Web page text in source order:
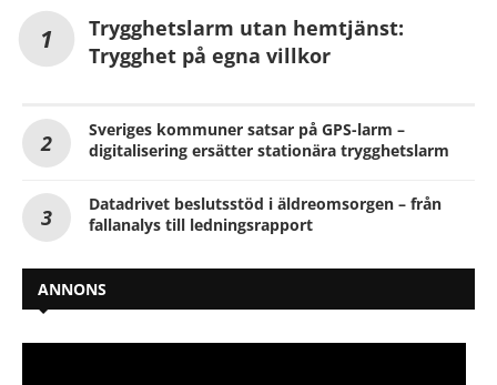
Trygghetslarm utan hemtjänst:
Trygghet på egna villkor
Sveriges kommuner satsar på GPS-larm –
digitalisering ersätter stationära trygghetslarm
Datadrivet beslutsstöd i äldreomsorgen – från
fallanalys till ledningsrapport
ANNONS